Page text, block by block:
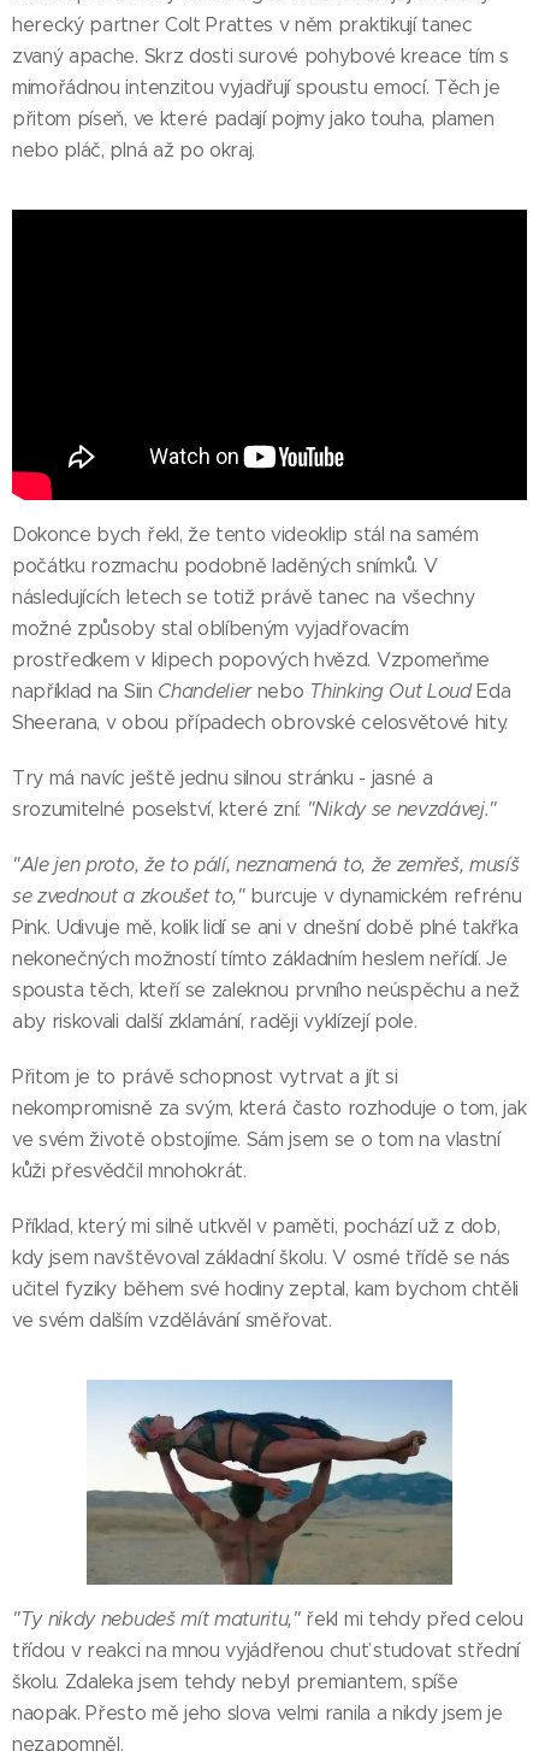
herecký partner Colt Prattes v něm praktikují tanec
zvaný apache. Skrz dosti surové pohybové kreace tím s
mimořádnou intenzitou vyjadřují spoustu emocí. Těch je
přitom píseň, ve které padají pojmy jako touha, plamen
nebo pláč, plná až po okraj.
Dokonce bych řekl, že tento videoklip stál na samém
počátku rozmachu podobně laděných snímků. V
následujících letech se totiž právě tanec na všechny
možné způsoby stal oblíbeným vyjadřovacím
prostředkem v klipech popových hvězd. Vzpomeňme
například na Siin Chandeliernebo Thinking Out LoudEda
Sheerana, v obou případech obrovské celosvětové hity.
Try má navíc ještě jednu silnou stránku - jasné a
srozumitelné poselství, které zní: "Nikdy se nevzdávej."
"Ale jen proto, že to pálí, neznamená to, že zemřeš, musíš
se zvednout a zkoušet to,"burcuje v dynamickém refrénu
Pink. Udivuje mě, kolik lidí se ani v dnešní době plné takřka
nekonečných možností tímto základním heslem neřídí. Je
spousta těch, kteří se zaleknou prvního neúspěchu a než
aby riskovali další zklamání, raději vyklízejí pole.
Přitom je to právě schopnost vytrvat a jít si
nekompromisně za svým, která často rozhoduje o tom, jak
ve svém životě obstojíme. Sám jsem se o tom na vlastní
kůži přesvědčil mnohokrát.
Příklad, který mi silně utkvěl v paměti, pochází už z dob,
kdy jsem navštěvoval základní školu. V osmé třídě se nás
učitel fyziky během své hodiny zeptal, kam bychom chtěli
ve svém dalším vzdělávání směřovat.
"Ty nikdy nebudeš mít maturitu,"řekl mi tehdy před celou
třídou v reakci na mnou vyjádřenou chuť studovat střední
školu. Zdaleka jsem tehdy nebyl premiantem, spíše
naopak. Přesto mě jeho slova velmi ranila a nikdy jsem je
nezapomněl.